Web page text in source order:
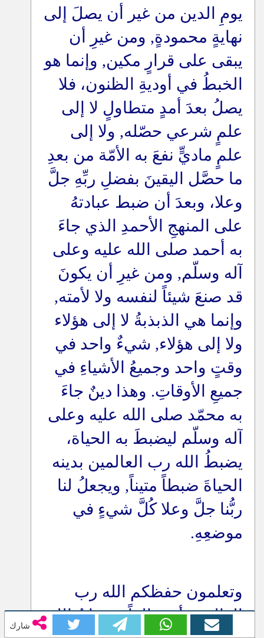
يومِ الدين من غير أن يصلَ إلى
نهايةٍ محمودةٍ, ومن غيرِ أن
يبقى على قرارٍ مكين, وإنما هو
الخبطُ في أوديةِ الظنون، فلا
يصلُ بعدَ أمدٍ متطاولٍ لا إلى
علمٍ شرعي حصّله, ولا إلى
علمٍ ماديٍّ نفعَ به الأمّة من بعدِ
ما حصَّل اليقينَ بفضلِ ربِّهِ جلَّ
وعلا، وبعدَ أن ضبط عبادتهُ
على المنهجِ الأحمدِ الذي جاءَ
به أحمد صلى الله عليه وعلى
آله وسلّم, ومن غيرِ أن يكونَ
قد صنعَ شيئاً لنفسه ولا لأمته,
وإنما هي الذبذبةُ لا إلى هؤلاء
ولا إلى هؤلاء, شيءٌ واحد في
وقتٍ واحد وجميعُ الأشياءِ في
جميعِ الأوقاتِ. وهذا دينٌ جاءَ
به محمّد صلى الله عليه وعلى
آله وسلّم ليضبطَ به الحياة،
يضبطُ الله رب العالمين بدينه
الحياةَ ضبطاً متيناً, ويجعلُ لنا
ربُّنا جلَّ وعلا كُلَّ شيءٍ في
موضعِهِ.
وتعلمون حفظكم الله رب
العالمين أن خالداً رضوانُ الله
شارك